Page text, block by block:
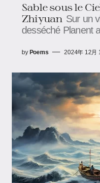
Sable sous le
Zhiyuan Sur un
desséché Planent
by Poems 2024年 12月